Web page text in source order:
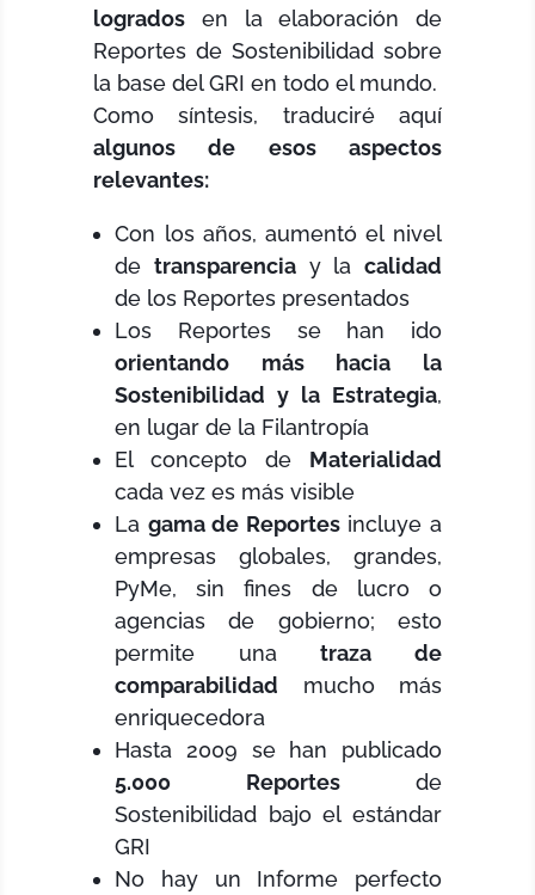
logrados en la elaboración de
Reportes de Sostenibilidad sobre
la base del GRI en todo el mundo.
Como síntesis, traduciré aquí
algunos de esos aspectos
relevantes:
Con los años, aumentó el nivel
de transparenciay la calidad
de los Reportes presentados
Los Reportes se han ido
orientando más hacia la
Sostenibilidad y la Estrategia,
en lugar de la Filantropía
El concepto de Materialidad
cada vez es más visible
La gama de Reportesincluye a
empresas globales, grandes,
PyMe, sin fines de lucro o
agencias de gobierno; esto
permite unatraza de
comparabilidad mucho más
enriquecedora
Hasta 2009 se han publicado
5.000 Reportesde
Sostenibilidad bajo el estándar
GRI
No hay un Informe perfecto